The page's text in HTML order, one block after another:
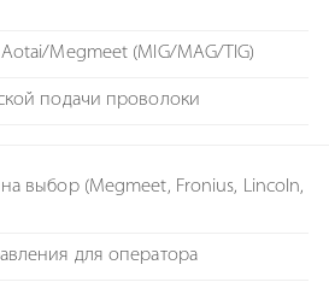
Megmeet (MIG/MAG/TIG)
подачи проволоки
выбор (Megmeet, Fronius, Lincoln,
для оператора